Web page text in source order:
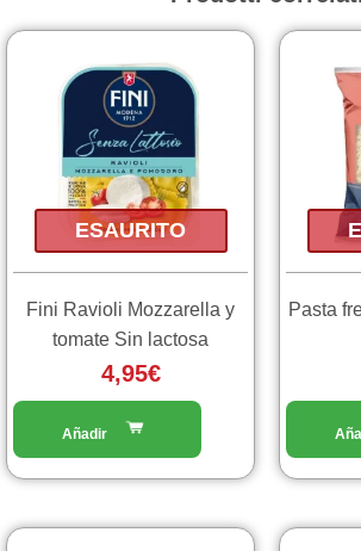
ESAURITO
Fini Ravioli Mozzarella y
tomate Sin lactosa
4,95€
Pasta